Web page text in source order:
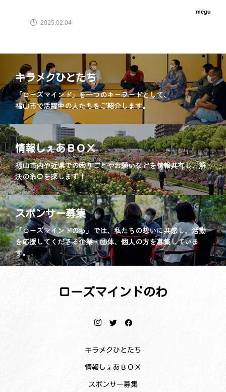
megu
2025.02.04
キラメクひとたち
「ローズマインド」を一つのキーワードとして、
福山市で活躍中の人たちをご紹介します。
情報しぇあＢＯＸ
福山市内や近県での困りごとやお願いなどを情報共有し、解
決の糸口を探します！
スポンサー募集
「ローズマインドのわ」では、私たちの想いに共感し、活動
を応援してくださる企業・団体、個人の方を募集していま
す。
ローズマインドのわ
キラメクひとたち
情報しぇあＢＯＸ
スポンサー募集